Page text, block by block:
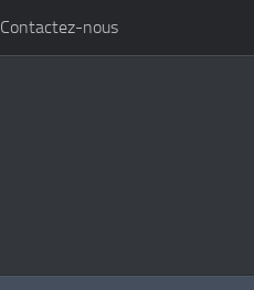
Contactez-nous